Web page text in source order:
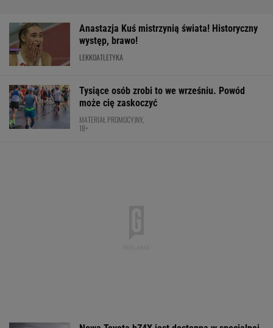
Anastazja Kuś mistrzynią świata! Historyczny
występ, brawo!
LEKKOATLETYKA
Tysiące osób zrobi to we wrześniu. Powód
może cię zaskoczyć
MATERIAŁ PROMOCYJNY,
18+